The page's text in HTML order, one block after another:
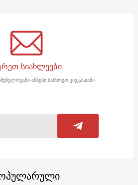
სიახლეები
ამბები სამხრეთ კავკასიაში